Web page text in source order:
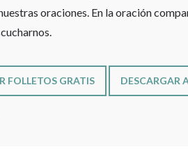
oraciones. En la oración
FOLLETOS GRATIS DESCARGAR